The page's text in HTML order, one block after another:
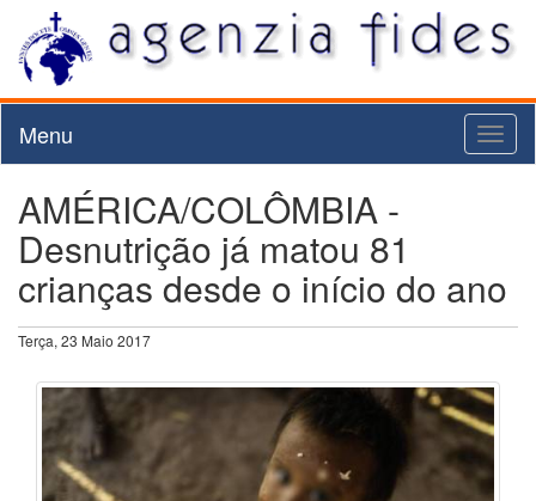
Menu
AMÉRICA/COLÔMBIA -
Desnutrição já matou 81
crianças desde o início do ano
Terça, 23 Maio 2017